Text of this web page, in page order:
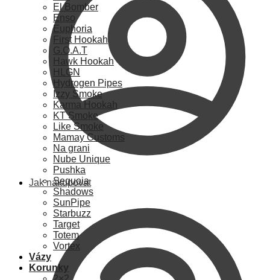
Jak nakupovat
El Bomber
Enso
Euphoria
First Hookah
G.O.A.T
Hawk Hookah
HLGN
Hydrogen Pipes
Izzy Smoke
Karma Hookah
KT Smoke
Like Smoke
Mamay Customs
Na grani
Nube Unique
Pushka
Sequoia
Shadows
SunPipe
Starbuzz
Target
Totem
Vortex
Vázy
Korunky